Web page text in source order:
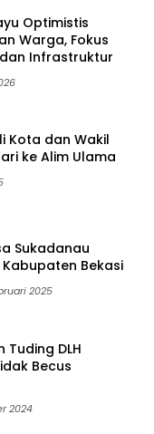
Optimistis
Warga, Fokus
Infrastruktur
Kota dan Wakil
ke Alim Ulama
Sukadanau
Bekasi
2025
Tuding DLH
Becus
2024